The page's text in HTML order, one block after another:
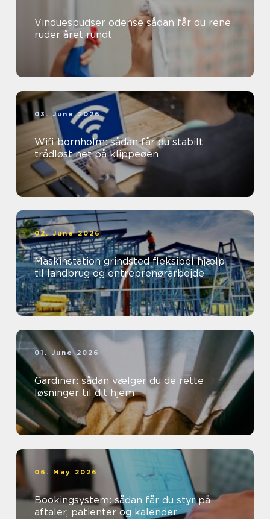
Vinduespudser odense sådan får du rene
ruder året rundt
03. June 2026
Wifi bornholm: sådan får du stabilt
trådløst net på klippeøen
02. June 2026
Maskinstation grindsted fleksibel hjælp
til landbrug og entreprenørarbejde
01. June 2026
Gardiner: sådan vælger du de rette
løsninger til dit hjem
06. May 2026
Bookingsystem: sådan får du styr på
aftaler, patienter og kalender